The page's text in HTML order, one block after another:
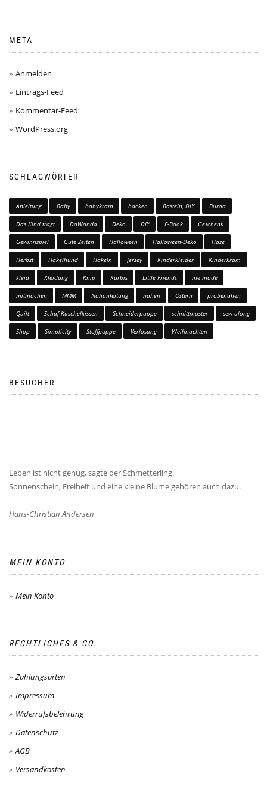
META
Anmelden
Eintrags-Feed
Kommentar-Feed
WordPress.org
SCHLAGWÖRTER
Anleitung Baby babykram backen Basteln, DIY Burda
Das Kind trägt DaWanda Deko DIY E-Book Geschenk
Gewinnspiel Gute Zeiten Halloween Halloween-Deko Hase
Herbst Häkelhund Häkeln Jersey Kinderkleider Kinderkram
kleid Kleidung Knip Kürbis Little Friends me made
mitmachen MMM Nähanleitung nähen Ostern probenähen
Quilt Schaf-Kuschelkissen Schneiderpuppe schnittmuster sew-along
Shop Simplicity Stoffpuppe Verlosung Weihnachten
BESUCHER
Leben ist nicht genug, sagte der Schmetterling.
Sonnenschein, Freiheit und eine kleine Blume gehören auch dazu.
Hans-Christian Andersen
MEIN KONTO
Mein Konto
RECHTLICHES & CO.
Zahlungsarten
Impressum
Widerrufsbelehrung
Datenschutz
AGB
Versandkosten